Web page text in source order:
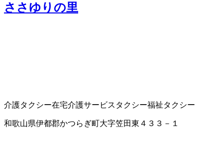
ささゆりの里
介護タクシー在宅介護サービス タクシー福祉タクシー
和歌山県伊都郡かつらぎ町大字笠田東４３３－１